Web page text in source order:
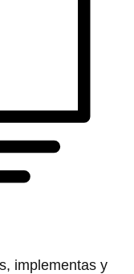
implementas y